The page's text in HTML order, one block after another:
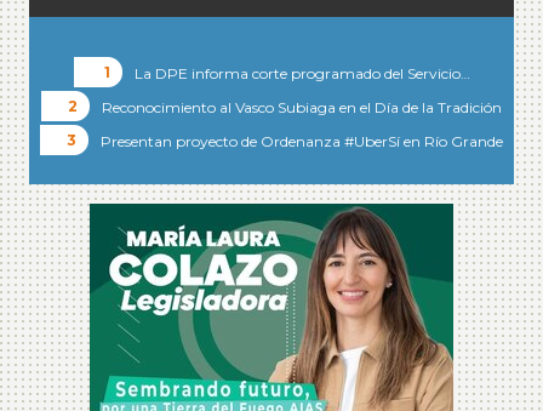
La DPE informa corte programado del Servicio…
Reconocimiento al Vasco Subiaga en el Día de la Tradición
Presentan proyecto de Ordenanza #UberSí en Río Grande